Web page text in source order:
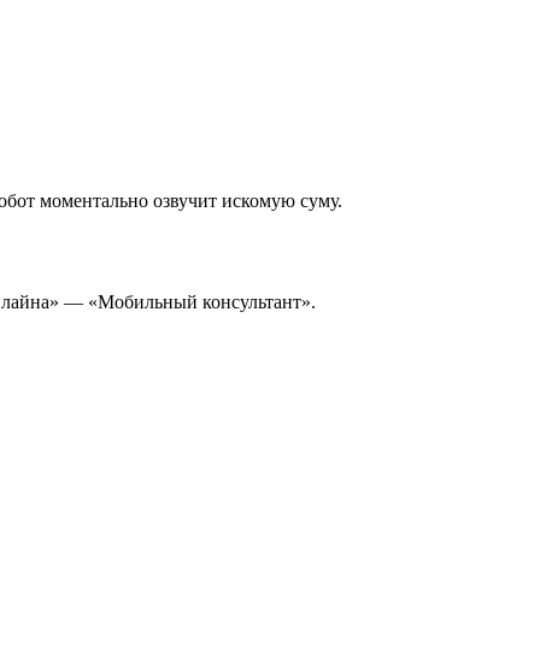
моментально озвучит искомую суму.
— «Мобильный консультант».